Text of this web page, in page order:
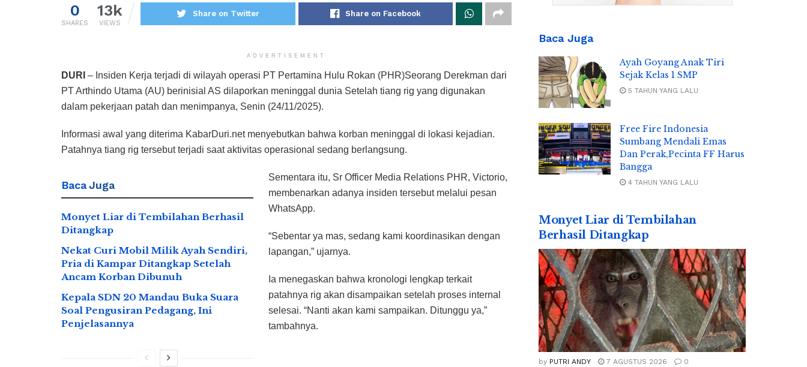
0
SHARES
13k
VIEWS
Share on Twitter Share on Facebook
ADVERTISEMENT
DURI – Insiden Kerja terjadi di wilayah operasi PT Pertamina Hulu Rokan (PHR)Seorang Derekman dari
PT Arthindo Utama (AU) berinisial AS dilaporkan meninggal dunia Setelah tiang rig yang digunakan
dalam pekerjaan patah dan menimpanya, Senin (24/11/2025).
Informasi awal yang diterima KabarDuri.net menyebutkan bahwa korban meninggal di lokasi kejadian.
Patah­nya tiang rig tersebut terjadi saat aktivitas operasional sedang berlangsung.
BacaJuga
Monyet Liar di Tembilahan Berhasil
Ditangkap
Nekat Curi Mobil Milik Ayah Sendiri,
Pria di Kampar Ditangkap Setelah
Ancam Korban Dibunuh
Kepala SDN 20 Mandau Buka Suara
Soal Pengusiran Pedagang, Ini
Penjelasannya
Sementara itu, Sr Officer Media Relations PHR, Victorio,
membenarkan adanya insiden tersebut melalui pesan
WhatsApp.
“Sebentar ya mas, sedang kami koordinasikan dengan
lapangan,” ujarnya.
Ia menegaskan bahwa kronologi lengkap terkait
patahnya rig akan disampaikan setelah proses internal
selesai. “Nanti akan kami sampaikan. Ditunggu ya,”
tambahnya.
Baca Juga
Ayah Goyang Anak Tiri
Sejak Kelas 1 SMP
5 TAHUN YANG LALU
Free Fire Indonesia
Sumbang Mendali Emas
Dan Perak,Pecinta FF Harus
Bangga
4 TAHUN YANG LALU
Monyet Liar di Tembilahan
Berhasil Ditangkap
by PUTRI ANDY 7 AGUSTUS 2026 0